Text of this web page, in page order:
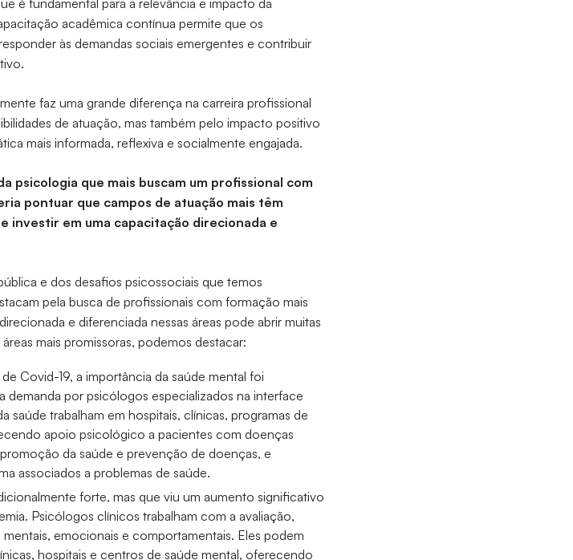
é fundamental para a relevância e impacto da
acadêmica contínua permite que os
às demandas sociais emergentes e contribuir
faz uma grande diferença na carreira profissional
de atuação, mas também pelo impacto positivo
mais informada, reflexiva e socialmente engajada.
psicologia que mais buscam um profissional com
pontuar que campos de atuação mais têm
investir em uma capacitação direcionada e
e dos desafios psicossociais que temos
pela busca de profissionais com formação mais
e diferenciada nessas áreas pode abrir muitas
mais promissoras, podemos destacar:
Covid-19, a importância da saúde mental foi
demanda por psicólogos especializados na interface
saúde trabalham em hospitais, clínicas, programas de
apoio psicológico a pacientes com doenças
da saúde e prevenção de doenças, e
associados a problemas de saúde.
forte, mas que viu um aumento significativo
Psicólogos clínicos trabalham com a avaliação,
emocionais e comportamentais. Eles podem
hospitais e centros de saúde mental, oferecendo